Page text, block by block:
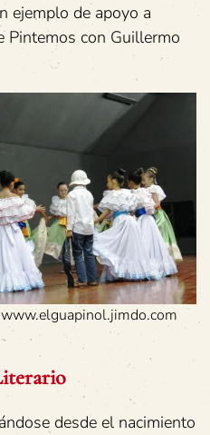
ejemplo de apoyo a
Pintemos con Guillermo
desde el nacimiento